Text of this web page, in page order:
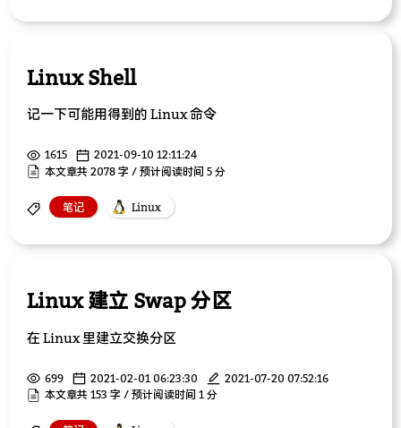
Linux Shell
记一下可能用得到的 Linux 命令
1615
2021-09-10 12:11:24
本文章共 2078 字 / 预计阅读时间 5 分
笔记 Linux
Linux 建立 Swap 分区
在 Linux 里建立交换分区
699 2021-02-01 06:23:30
2021-07-20 07:52:16
本文章共 153 字 / 预计阅读时间 1 分